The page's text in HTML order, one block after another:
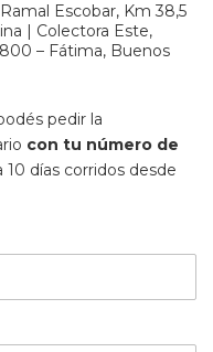
Escobar, Km 38,5
| Colectora Este,
– Fátima, Buenos
pedir la
con tu número de
días corridos desde